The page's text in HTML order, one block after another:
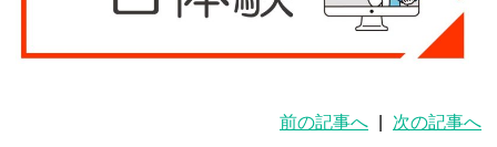
前の記事へ 次の記事へ